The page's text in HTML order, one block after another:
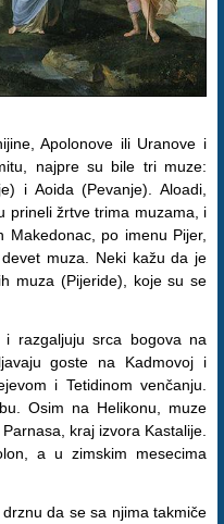
Apolonove ili Uranove i
najpre su bile tri muze:
i Aoida (Pevanje). Aloadi,
prineli žrtve trima muzama, i
po imenu Pijer,
muza. Neki kažu da je
muza (Pijeride), koje su se
i razgaljuju srca bogova na
goste na Kadmovoj i
i Tetidinom venčanju.
Osim na Helikonu, muze
kraj izvora Kastalije.
a u zimskim mesecima
da se sa njima takmiče